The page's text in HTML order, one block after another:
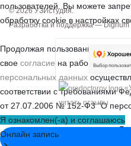
© 2026 УЗИстудия.
Разработка и поддержка —Digrium
читать отзывы
пользователей. Вы можете
обработку cookie в настройках
Продолжая пользование сайтом,
свое согласие на работу с
персональных данных
соответствии с требованиями
от 27.07.2006 № 152-Ф3 "О
Я ознакомлен(-а) и соглашаюсь